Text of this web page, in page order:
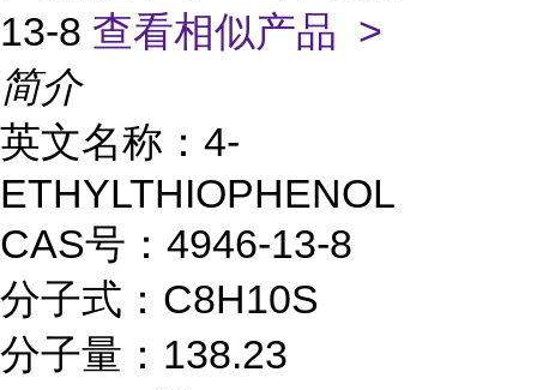
13-8 查看相似产品 >
简介
英文名称：4-
ETHYLTHIOPHENOL
CAS号：4946-13-8
分子式：C8H10S
分子量：138.23